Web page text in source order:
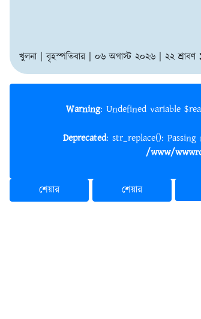
খুলনা | বৃহস্পতিবার | ০৬ অগাস্ট ২০২৬ | ২২ শ্রাবণ
Warning : Undefined variable
Deprecated : str_replace():
/www/
শেয়ার
শেয়ার